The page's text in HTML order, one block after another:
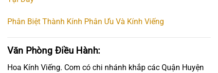
Phân Biệt Thành Kính Phân Ưu Và Kính Viếng
Văn Phòng Điều Hành:
Hoa Kính Viếng. Com có chi nhánh khắp các Quận Huyện